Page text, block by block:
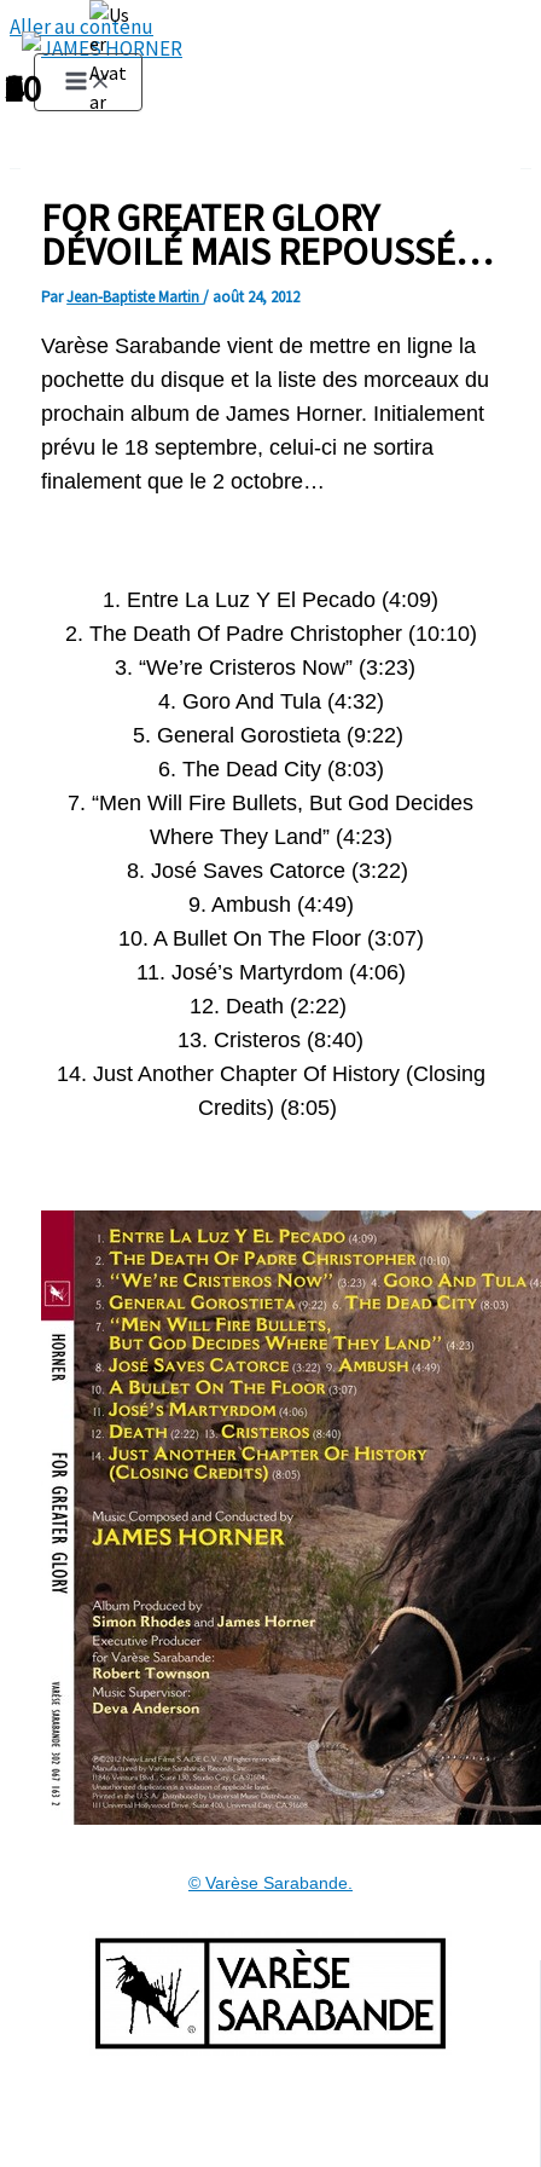
Aller au contenu
FOR GREATER GLORY
DÉVOILÉ MAIS REPOUSSÉ…
ParJean-Baptiste Martin/ août 24, 2012
Varèse Sarabande vient de mettre en ligne la
pochette du disque et la liste des morceaux du
prochain album de James Horner. Initialement
prévu le 18 septembre, celui-ci ne sortira
finalement que le 2 octobre…
1. Entre La Luz Y El Pecado (4:09)
2. The Death Of Padre Christopher (10:10)
3. “We’re Cristeros Now” (3:23)
4. Goro And Tula (4:32)
5. General Gorostieta (9:22)
6. The Dead City (8:03)
7. “Men Will Fire Bullets, But God Decides
Where They Land” (4:23)
8. José Saves Catorce (3:22)
9. Ambush (4:49)
10. A Bullet On The Floor (3:07)
11. José’s Martyrdom (4:06)
12. Death (2:22)
13. Cristeros (8:40)
14. Just Another Chapter Of History (Closing
Credits) (8:05)
© Varèse Sarabande.
1
2
3
4
5
6
7
8
9
10